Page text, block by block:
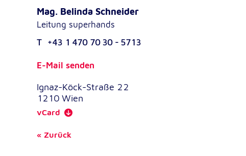
Mag. Belinda Schneider
Leitung superhands
T +43 1 470 70 30 - 5713
E-Mail senden
Ignaz-Köck-Straße 22
1210 Wien
vCard
Zurück